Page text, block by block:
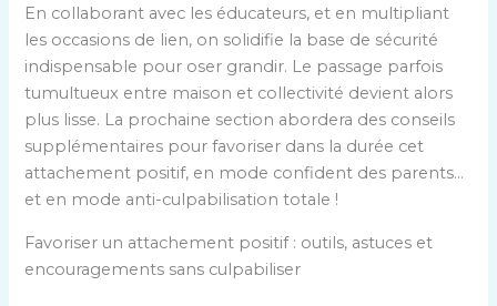
En collaborant avec les éducateurs, et en multipliant
les occasions de lien, on solidifie la base de sécurité
indispensable pour oser grandir. Le passage parfois
tumultueux entre maison et collectivité devient alors
plus lisse. La prochaine section abordera des conseils
supplémentaires pour favoriser dans la durée cet
attachement positif, en mode confident des parents…
et en mode anti-culpabilisation totale !
Favoriser un attachement positif : outils, astuces et
encouragements sans culpabiliser